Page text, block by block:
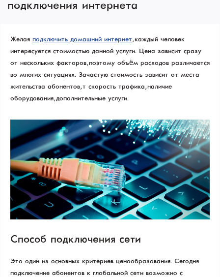
подключения интернета
Желая подключить домашний интернет, каждый человек
интересуется стоимостью данной услуги. Цена зависит сразу
от нескольких факторов, поэтому объём расходов различается
во многих ситуациях. Зачастую стоимость зависит от места
жительства абонентов, т скорость трафика, наличие
оборудования, дополнительные услуги.
Способ подключения сети
Это один из основных критериев ценообразования. Сегодня
подключение абонентов к глобальной сети возможно с